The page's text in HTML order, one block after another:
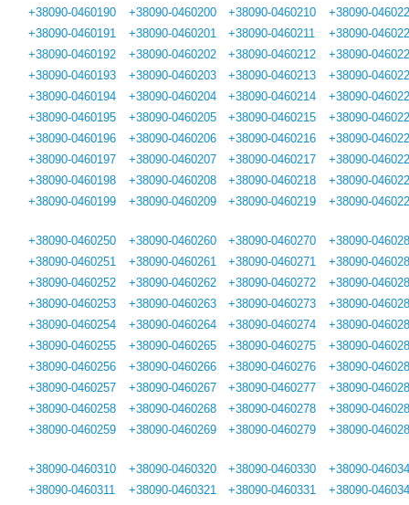
+38090-0460190
+38090-0460191
+38090-0460192
+38090-0460193
+38090-0460194
+38090-0460195
+38090-0460196
+38090-0460197
+38090-0460198
+38090-0460199
+38090-0460200
+38090-0460201
+38090-0460202
+38090-0460203
+38090-0460204
+38090-0460205
+38090-0460206
+38090-0460207
+38090-0460208
+38090-0460209
+38090-0460210
+38090-0460211
+38090-0460212
+38090-0460213
+38090-0460214
+38090-0460215
+38090-0460216
+38090-0460217
+38090-0460218
+38090-0460219
+38090-
+38090-
+38090-
+38090-
+38090-
+38090-
+38090-
+38090-
+38090-
+38090-
+38090-0460250
+38090-0460251
+38090-0460252
+38090-0460253
+38090-0460254
+38090-0460255
+38090-0460256
+38090-0460257
+38090-0460258
+38090-0460259
+38090-0460260
+38090-0460261
+38090-0460262
+38090-0460263
+38090-0460264
+38090-0460265
+38090-0460266
+38090-0460267
+38090-0460268
+38090-0460269
+38090-0460270
+38090-0460271
+38090-0460272
+38090-0460273
+38090-0460274
+38090-0460275
+38090-0460276
+38090-0460277
+38090-0460278
+38090-0460279
+38090-
+38090-
+38090-
+38090-
+38090-
+38090-
+38090-
+38090-
+38090-
+38090-
+38090-0460310
+38090-0460311
+38090-0460320
+38090-0460321
+38090-0460330
+38090-0460331
+38090-
+38090-